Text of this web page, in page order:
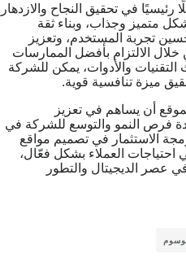
في تحقيق النجاح والازدهار
متميز وجذاب، وبناء ثقة
تجربة المستخدم، وتعزيز
خلال الالتزام بأفضل الممارسات
والأدوات، يمكن للشركة
ميزة تنافسية قوية.
أن يساهم في تعزيز
فرص النمو والتوسع للشركة في
الاستثمار في تصميم مواقع
احتياجات العملاء بشكل فعّال،
عصر الديجيتال والتطور